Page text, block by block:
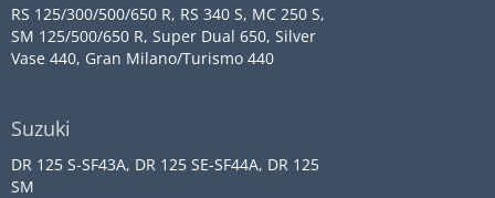
RS 125/300/500/650 R, RS 340 S, MC 250 S,
SM 125/500/650 R, Super Dual 650, Silver
Vase 440, Gran Milano/Turismo 440
Suzuki
DR 125 S-SF43A, DR 125 SE-SF44A, DR 125
SM